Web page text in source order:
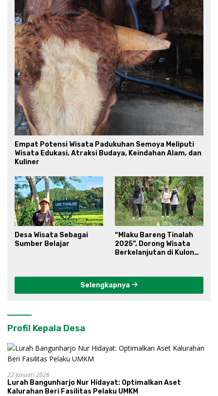
Empat Potensi Wisata Padukuhan Semoya Meliputi
Wisata Edukasi, Atraksi Budaya, Keindahan Alam, dan
Kuliner
Desa Wisata Sebagai
Sumber Belajar
“Mlaku Bareng Tinalah
2025”, Dorong Wisata
Berkelanjutan di Kulon
Selengkapnya
Profil Kepala Desa
22 Januari 2026
Lurah Bangunharjo Nur Hidayat: Optimalkan Aset
Kalurahan Beri Fasilitas Pelaku UMKM